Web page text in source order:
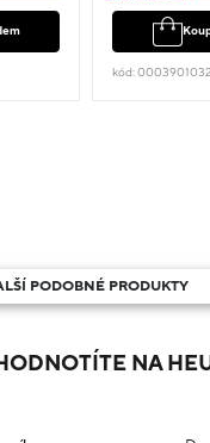
kód:
PODOBNÉ PRODUKTY
NA